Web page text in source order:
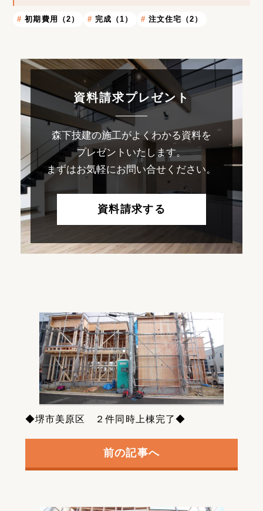
初期費用（2） 完成（1） 注文住宅（2）
資料請求プレゼント
森下技建の施工がよくわかる資料を
プレゼントいたします。
まずはお気軽にお問い合せください。
資料請求する
◆堺市美原区 ２件同時上棟完了◆
前の記事へ